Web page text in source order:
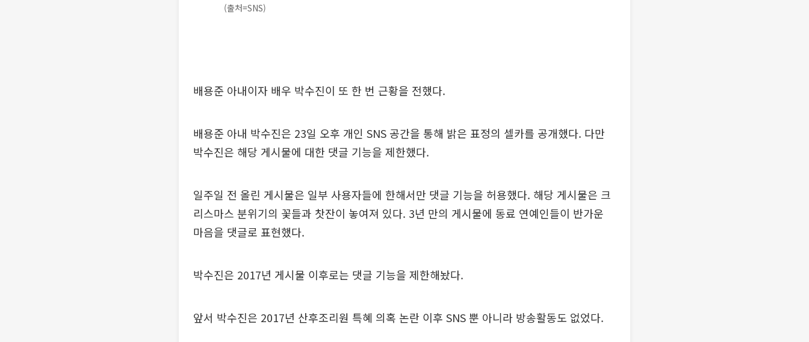
(출처=SNS)
배용준 아내이자 배우 박수진이 또 한 번 근황을 전했다.
배용준 아내 박수진은 23일 오후 개인 SNS 공간을 통해 밝은 표정의 셀카를 공개했다. 다만
박수진은 해당 게시물에 대한 댓글 기능을 제한했다.
일주일 전 올린 게시물은 일부 사용자들에 한해서만 댓글 기능을 허용했다. 해당 게시물은 크
리스마스 분위기의 꽃들과 찻잔이 놓여져 있다. 3년 만의 게시물에 동료 연예인들이 반가운
마음을 댓글로 표현했다.
박수진은 2017년 게시물 이후로는 댓글 기능을 제한해놨다.
앞서 박수진은 2017년 산후조리원 특혜 의혹 논란 이후 SNS 뿐 아니라 방송활동도 없었다.